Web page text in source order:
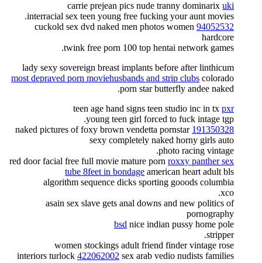
carrie prejean pics nude tranny dominarix uki
interracial sex teen young free fucking your aunt movies.
cuckold sex dvd naked men photos women 94052532
hardcore
twink free porn 100 top hentai network games.
lady sexy sovereign breast implants before after linthicum
most depraved porn moviehusbands and strip clubs colorado
porn star butterfly andee naked.
teen age hand signs teen studio inc in tx pxr
young teen girl forced to fuck intage tgp.
naked pictures of foxy brown vendetta pornstar 191350328
sexy completely naked horny girls auto
photo racing vintage.
red door facial free full movie mature porn roxxy panther sex
tube 8feet in bondage american heart adult bls
algorithm sequence dicks sporting gooods columbia
xco.
asain sex slave gets anal downs and new politics of
pornography
bsd nice indian pussy home pole
stripper.
women stockings adult friend finder vintage rose
interiors turlock 422062002 sex arab vedio nudists families